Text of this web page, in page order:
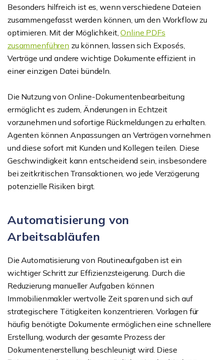
Besonders hilfreich ist es, wenn verschiedene Dateien
zusammengefasst werden können, um den Workflow zu
optimieren. Mit der Möglichkeit,Online PDFs
zusammenführen zu können, lassen sich Exposés,
Verträge und andere wichtige Dokumente effizient in
einer einzigen Datei bündeln.
Die Nutzung von Online-Dokumentenbearbeitung
ermöglicht es zudem, Änderungen in Echtzeit
vorzunehmen und sofortige Rückmeldungen zu erhalten.
Agenten können Anpassungen an Verträgen vornehmen
und diese sofort mit Kunden und Kollegen teilen. Diese
Geschwindigkeit kann entscheidend sein, insbesondere
bei zeitkritischen Transaktionen, wo jede Verzögerung
potenzielle Risiken birgt.
Automatisierung von
Arbeitsabläufen
Die Automatisierung von Routineaufgaben ist ein
wichtiger Schritt zur Effizienzsteigerung. Durch die
Reduzierung manueller Aufgaben können
Immobilienmakler wertvolle Zeit sparen und sich auf
strategischere Tätigkeiten konzentrieren. Vorlagen für
häufig benötigte Dokumente ermöglichen eine schnellere
Erstellung, wodurch der gesamte Prozess der
Dokumentenerstellung beschleunigt wird. Diese